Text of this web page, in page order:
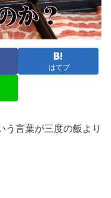
はてブ
う言葉が三度の飯より